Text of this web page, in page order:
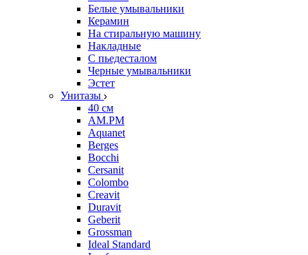
Белые умывальники
Керамин
На стиральную машину
Накладные
С пьедесталом
Черные умывальники
Эстет
Унитазы
40 см
AM.PM
Aquanet
Berges
Bocchi
Cersanit
Colombo
Creavit
Duravit
Geberit
Grossman
Ideal Standard